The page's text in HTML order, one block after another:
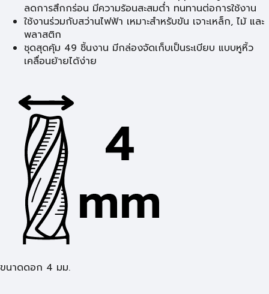
ลดการสึกกร่อน มีความร้อนสะสมต่ำ ทนทานต่อการใช้งาน
ใช้งานร่วมกับสว่านไฟฟ้า เหมาะสำหรับขัน เจาะเหล็ก, ไม้ และ
พลาสติก
ชุดสุดคุ้ม 49 ชิ้นงาน มีกล่องจัดเก็บเป็นระเบียบ แบบหูหิ้ว
เคลื่อนย้ายได้ง่าย
ขนาดดอก 4 มม.